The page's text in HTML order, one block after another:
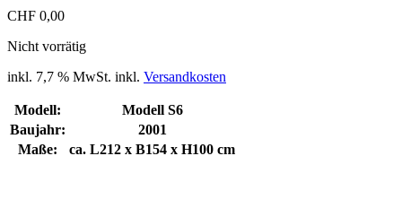
CHF 0,00
Nicht vorrätig
inkl. 7,7 % MwSt. inkl. Versandkosten
Modell:
Modell S6
Baujahr:
2001
Maße:
ca. L212 x B154 x H100 cm